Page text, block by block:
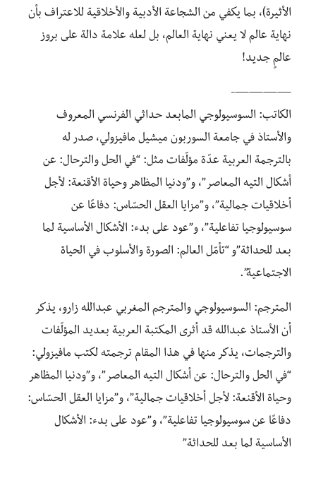
الأثيرة)، بما يكفي من الشجاعة الأدبية والأخلاقية للاعتراف بأن
نهاية عالم لا يعني نهاية العالم، بل لعله علامة دالة على بروز
عالمٍ جديد!
————-
الكاتب: السوسيولوجي المابعد حداثي الفرنسي المعروف
والأستاذ في جامعة السوربون ميشيل مافيزولي، صدر له
بالترجمة العربية عدّة مؤلّفات مثل: “في الحل والترحال: عن
أشكال التيه المعاصر”، و”ودنيا المظاهر وحياة الأقنعة: لأجل
أخلاقيات جمالية”، و”مزايا العقل الحسّاس: دفاعًا عن
سوسيولوجيا تفاعلية”، و”عود على بدء: الأشكال الأساسية لما
بعد للحداثة”و “تأمّل العالم: الصورة والأسلوب في الحياة
الاجتماعية”.
المترجم: السوسيولوجي والمترجم المغربي عبدالله زارو، يذكر
أن الأستاذ عبدالله قد أثرى المكتبة العربية بعديد المؤلّفات
والترجمات، يذكر منها في هذا المقام ترجمته لكتب مافيزولي:
“في الحل والترحال: عن أشكال التيه المعاصر”، و”ودنيا المظاهر
وحياة الأقنعة: لأجل أخلاقيات جمالية”، و”مزايا العقل الحسّاس:
دفاعًا عن سوسيولوجيا تفاعلية”، و”عود على بدء: الأشكال
الأساسية لما بعد للحداثة”